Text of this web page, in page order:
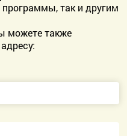
так и другим
можете также